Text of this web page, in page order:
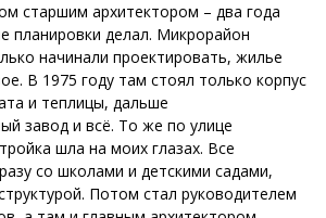
старшим архитектором – два года
планировки делал. Микрорайон
начинали проектировать, жилье
В 1975 году там стоял только корпус
и теплицы, дальше
завод и всё. То же по улице
шла на моих глазах. Все
со школами и детскими садами,
Потом стал руководителем